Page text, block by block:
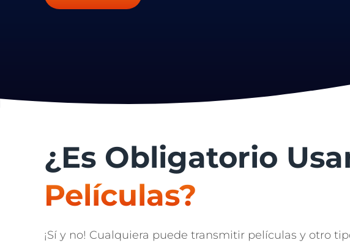
¿Es Obligatorio
Películas?
¡Sí y no! Cualquiera puede transmitir películas y otro